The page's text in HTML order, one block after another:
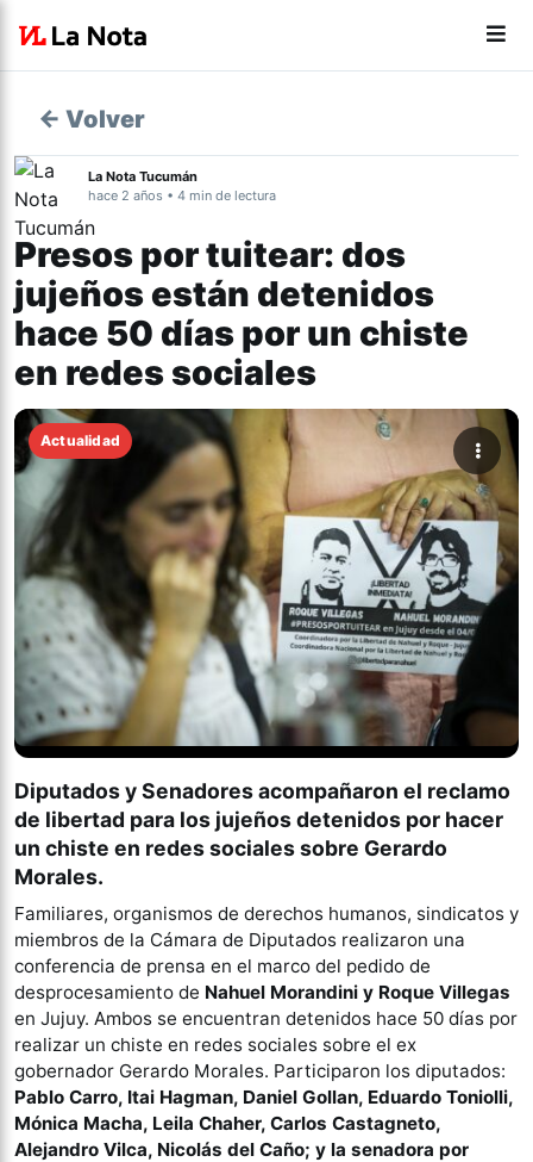
← Volver
La Nota Tucumán
hace 2 años • 4 min de lectura
Presos por tuitear: dos
jujeños están detenidos
hace 50 días por un chiste
en redes sociales
Actualidad
Diputados y Senadores acompañaron el reclamo
de libertad para los jujeños detenidos por hacer
un chiste en redes sociales sobre Gerardo
Morales.
Familiares, organismos de derechos humanos, sindicatos y
miembros de la Cámara de Diputados realizaron una
conferencia de prensa en el marco del pedido de
desprocesamiento de Nahuel Morandini y Roque Villegas
en Jujuy. Ambos se encuentran detenidos hace 50 días por
realizar un chiste en redes sociales sobre el ex
gobernador Gerardo Morales. Participaron los diputados:
Pablo Carro, Itai Hagman, Daniel Gollan, Eduardo Toniolli,
Mónica Macha, Leila Chaher, Carlos Castagneto,
Alejandro Vilca, Nicolás del Caño; y la senadora por